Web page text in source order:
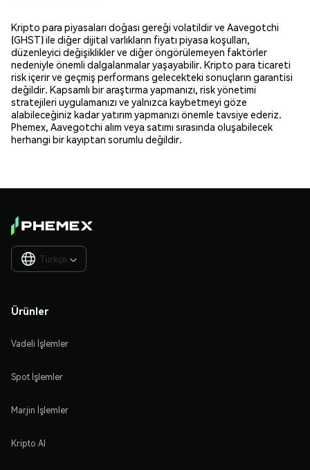
Kripto para piyasaları doğası gereği volatildir ve Aavegotchi
(GHST) ile diğer dijital varlıkların fiyatı piyasa koşulları,
düzenleyici değişiklikler ve diğer öngörülemeyen faktörler
nedeniyle önemli dalgalanmalar yaşayabilir. Kripto para ticareti
risk içerir ve geçmiş performans gelecekteki sonuçların garantisi
değildir. Kapsamlı bir araştırma yapmanızı, risk yönetimi
stratejileri uygulamanızı ve yalnızca kaybetmeyi göze
alabileceğiniz kadar yatırım yapmanızı önemle tavsiye ederiz.
Phemex, Aavegotchi alım veya satımı sırasında oluşabilecek
herhangi bir kayıptan sorumlu değildir.
Türkçe 
Ürünler
Vadeli İşlemler
Spot İşlemler
Marjin İşlemler
Kripto Al